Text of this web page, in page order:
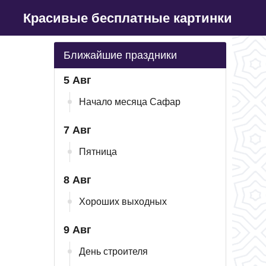
Красивые бесплатные картинки
Ближайшие праздники
5 Авг
Начало месяца Сафар
7 Авг
Пятница
8 Авг
Хороших выходных
9 Авг
День строителя